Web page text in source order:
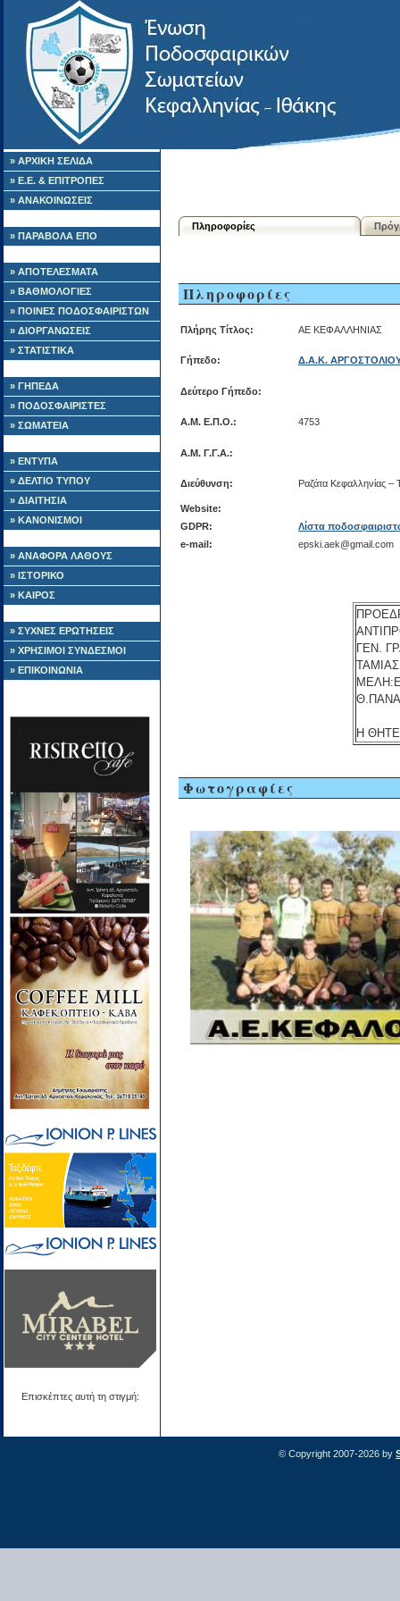
» ΑΡΧΙΚΗ ΣΕΛΙΔΑ
» Ε.Ε. & ΕΠΙΤΡΟΠΕΣ
» ΑΝΑΚΟΙΝΩΣΕΙΣ
» ΠΑΡΑΒΟΛΑ ΕΠΟ
» ΑΠΟΤΕΛΕΣΜΑΤΑ
» ΒΑΘΜΟΛΟΓΙΕΣ
» ΠΟΙΝΕΣ ΠΟΔΟΣΦΑΙΡΙΣΤΩΝ
» ΔΙΟΡΓΑΝΩΣΕΙΣ
» ΣΤΑΤΙΣΤΙΚΑ
» ΓΗΠΕΔΑ
» ΠΟΔΟΣΦΑΙΡΙΣΤΕΣ
» ΣΩΜΑΤΕΙΑ
» ΕΝΤΥΠΑ
» ΔΕΛΤΙΟ ΤΥΠΟΥ
» ΔΙΑΙΤΗΣΙΑ
» ΚΑΝΟΝΙΣΜΟΙ
» ΑΝΑΦΟΡΑ ΛΑΘΟΥΣ
» ΙΣΤΟΡΙΚΟ
» ΚΑΙΡΟΣ
» ΣΥΧΝΕΣ ΕΡΩΤΗΣΕΙΣ
» ΧΡΗΣΙΜΟΙ ΣΥΝΔΕΣΜΟΙ
» ΕΠΙΚΟΙΝΩΝΙΑ
Επισκέπτες αυτή τη στιγμή:
Πληροφορίες
Πληροφορίες
Πλήρης Τίτλος: ΑΕ ΚΕΦΑΛΛΗΝΙΑΣ
Γήπεδο: Δ.Α.Κ.
Δεύτερο Γήπεδο:
Α.Μ. Ε.Π.Ο.: 4753
Α.Μ. Γ.Γ.Α.:
Διεύθυνση: Ραζάτα Kεφαλληνίας –
Website:
GDPR:
Λίστα
e-mail:
epski.aek@gmail.com
ΓΕΝ.
Η
Φωτογραφίες
© Copyright 2007-2026 by